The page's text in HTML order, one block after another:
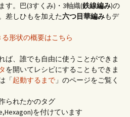
す。巴(3すくみ)・3軸織(鉄線編み)の
差しひもを加えた六つ目華編みもデ
形状の概要はこちら
ば、誰でも自由に使うことができま
を開いてレシピにすることもできま
「起動するまで 」のページをご覧く
られたかのタグ
を付けています